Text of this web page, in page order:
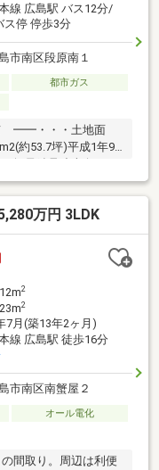
線 広島駅 バス12分/
ス停 停歩3分
市南区段原南１
都市ガス
━━・・・土地面
約53.7坪)平成1年9
軽量鉄骨造南向きの
ートを設置6DKK+納
環境について
ｍ)段原南一丁目集会
ョッピングセンターま
(約220ｍ)
万円 3LDK
2
2
7月(築13年2ヶ月)
線 広島駅 徒歩16分
市南区南蟹屋２
オール電化
間取り。周辺は利便